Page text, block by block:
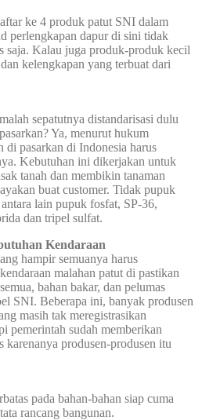
ke 4 produk patut SNI dalam
perlengkapan dapur di sini tidak
saja. Kalau juga produk-produk kecil
kelengkapan yang terbuat dari
sepatutnya distandarisasi dulu
Ya, menurut hukum
di pasarkan di Indonesia harus
Kebutuhan ini dikerjakan untuk
tanah dan membikin tanaman
buat customer. Tidak pupuk
lain pupuk fosfat, SP-36,
dan tripel sulfat.
Kendaraan
hampir semuanya harus
malahan patut di pastikan
bahan bakar, dan pelumas
SNI. Beberapa ini, banyak produsen
masih tak meregistrasikan
pemerintah sudah memberikan
produsen-produsen itu
pada bahan-bahan siap cuma
rancang bangunan.